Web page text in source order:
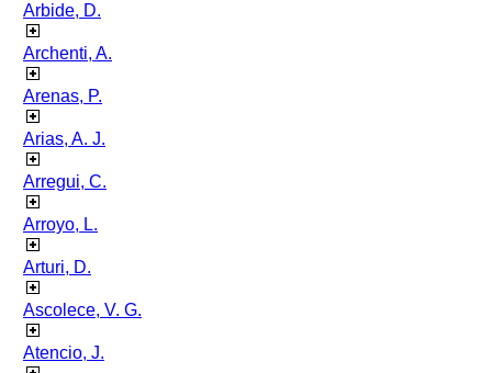
Arbide, D.
Archenti, A.
Arenas, P.
Arias, A. J.
Arregui, C.
Arroyo, L.
Arturi, D.
Ascolece, V. G.
Atencio, J.